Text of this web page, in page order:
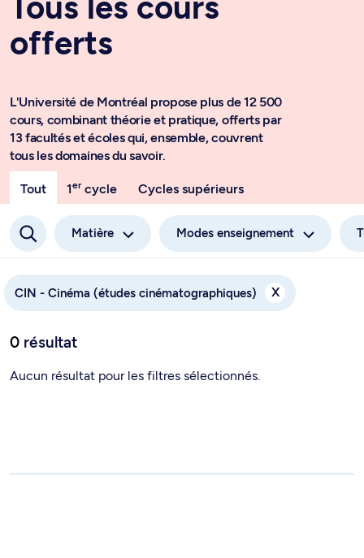
offerts
L'Université de Montréal propose plus de 12 500
cours, combinant théorie et pratique, offerts par
13 facultés et écoles qui, ensemble, couvrent
tous les domaines du savoir.
Tout 1ercycle Cycles supérieurs
Matière Modes enseignement
CIN - Cinéma (études cinématographiques) X
0 résultat
Aucun résultat pour les filtres sélectionnés.